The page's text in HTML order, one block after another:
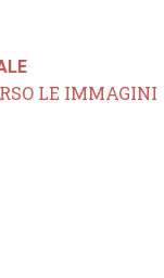
LE IMMAGINI